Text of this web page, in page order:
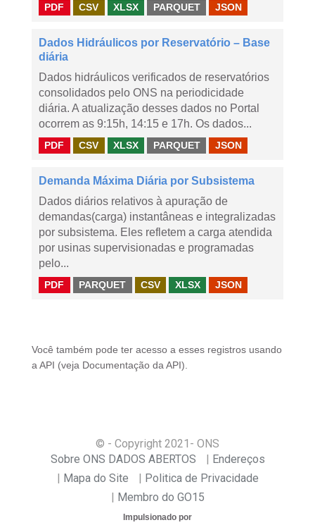
PDF CSV XLSX PARQUET JSON
Dados Hidráulicos por Reservatório – Base
diária
Dados hidráulicos verificados de reservatórios
consolidados pelo ONS na periodicidade
diária. A atualização desses dados no Portal
ocorrem as 9:15h, 14:15 e 17h. Os dados...
PDF CSV XLSX PARQUET JSON
Demanda Máxima Diária por Subsistema
Dados diários relativos à apuração de
demandas(carga) instantâneas e integralizadas
por subsistema. Eles refletem a carga atendida
por usinas supervisionadas e programadas
pelo...
PDF PARQUET CSV XLSX JSON
Você também pode ter acesso a esses registros usando
a API (veja Documentação da API ).
© - Copyright 2021 - ONS
Sobre ONS DADOS ABERTOS
Endereços
Mapa do Site
Politica de Privacidade
Membro do GO15
Impulsionado por